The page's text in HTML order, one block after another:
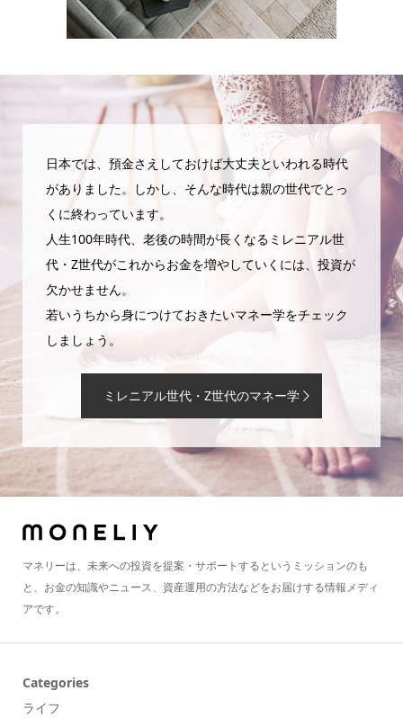
日本では、預金さえしておけば大丈夫といわれる時代
がありました。しかし、そんな時代は親の世代でとっ
くに終わっています。
人生100年時代、老後の時間が長くなるミレニアル世
代・Z世代がこれからお金を増やしていくには、投資が
欠かせません。
若いうちから身につけておきたいマネー学をチェック
しましょう。
ミレニアル世代・Z世代のマネー学
マネリーは、未来への投資を提案・サポートするというミッションのも
と、お金の知識やニュース、資産運用の方法などをお届けする情報メディ
アです。
Categories
ライフ